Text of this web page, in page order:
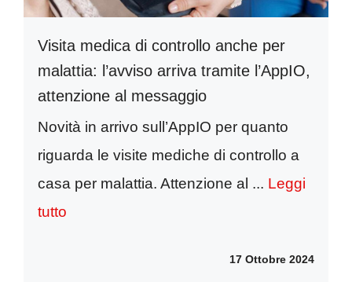
Visita medica di controllo anche per
malattia: l’avviso arriva tramite l’AppIO,
attenzione al messaggio
Novità in arrivo sull’AppIO per quanto
riguarda le visite mediche di controllo a
casa per malattia. Attenzione al ... Leggi
tutto
17 Ottobre 2024